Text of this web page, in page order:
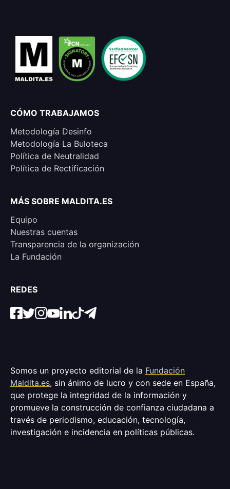
CÓMO TRABAJAMOS
Metodología Desinfo
Metodología La Buloteca
Política de Neutralidad
Política de Rectificación
MÁS SOBRE MALDITA.ES
Equipo
Nuestras cuentas
Transparencia de la organización
La Fundación
REDES
Somos un proyecto editorial de la Fundación
Maldita.es, sin ánimo de lucro y con sede en España,
que protege la integridad de la información y
promueve la construcción de confianza ciudadana a
través de periodismo, educación, tecnología,
investigación e incidencia en políticas públicas.